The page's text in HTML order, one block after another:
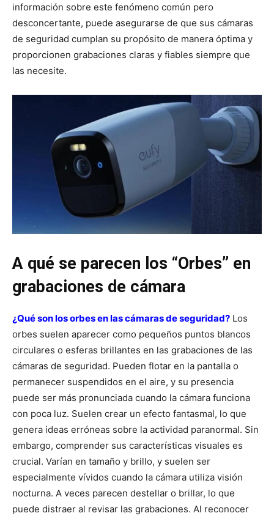
información sobre este fenómeno común pero
desconcertante, puede asegurarse de que sus cámaras
de seguridad cumplan su propósito de manera óptima y
proporcionen grabaciones claras y fiables siempre que
las necesite.
A qué se parecen los “Orbes” en
grabaciones de cámara
¿Qué son los orbes en las cámaras de seguridad? Los
orbes suelen aparecer como pequeños puntos blancos
circulares o esferas brillantes en las grabaciones de las
cámaras de seguridad. Pueden flotar en la pantalla o
permanecer suspendidos en el aire, y su presencia
puede ser más pronunciada cuando la cámara funciona
con poca luz. Suelen crear un efecto fantasmal, lo que
genera ideas erróneas sobre la actividad paranormal. Sin
embargo, comprender sus características visuales es
crucial. Varían en tamaño y brillo, y suelen ser
especialmente vívidos cuando la cámara utiliza visión
nocturna. A veces parecen destellar o brillar, lo que
puede distraer al revisar las grabaciones. Al reconocer